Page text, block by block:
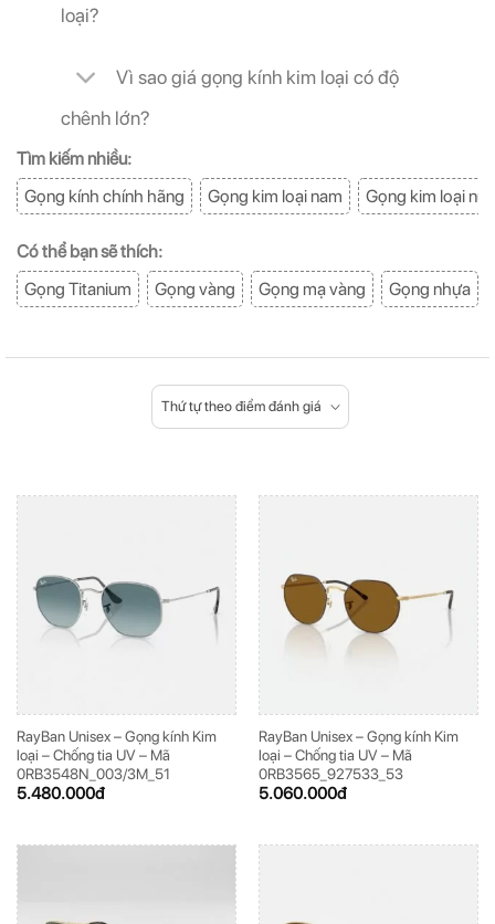
loại?
Vì sao giá gọng kính kim loại có độ
chênh lớn?
Tìm kiếm nhiều:
Gọng kính chính hãng
Gọng kim loại nam Gọng kim loại nữ
Có thể bạn sẽ thích:
Gọng Titanium
Gọng vàng Gọng mạ vàng Gọng nhựa
Thứ tự theo điểm đánh giá
RayBan Unisex – Gọng kính Kim
loại – Chống tia UV – Mã
0RB3548N_003/3M_51
5.480.000đ
RayBan Unisex – Gọng kính Kim
loại – Chống tia UV – Mã
0RB3565_927533_53
5.060.000đ
ĐĂNG KÝ NGAY ĐỂ NHẬN
ĐĂNG KÝ
(Vui lòng check thư mục Promotion hoặc Spam nếu bạn không thấy email từ Hải
ĐĂNG KÝ NGAY ĐỂ NHẬN
ĐĂNG KÝ
(Vui lòng check thư mục Promotion hoặc Spam nếu bạn không thấy email từ Hải